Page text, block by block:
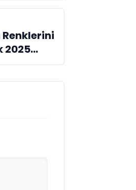
Büyük
Renklerini
2025
Yaz